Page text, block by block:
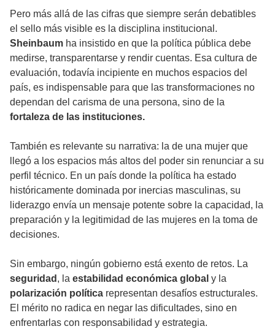
Pero más allá de las cifras que siempre serán debatibles
el sello más visible es la disciplina institucional.
Sheinbaum ha insistido en que la política pública debe
medirse, transparentarse y rendir cuentas. Esa cultura de
evaluación, todavía incipiente en muchos espacios del
país, es indispensable para que las transformaciones no
dependan del carisma de una persona, sino de la
fortaleza de las instituciones.
También es relevante su narrativa: la de una mujer que
llegó a los espacios más altos del poder sin renunciar a su
perfil técnico. En un país donde la política ha estado
históricamente dominada por inercias masculinas, su
liderazgo envía un mensaje potente sobre la capacidad, la
preparación y la legitimidad de las mujeres en la toma de
decisiones.
Sin embargo, ningún gobierno está exento de retos. La
seguridad , la estabilidad económica global y la
polarización política representan desafíos estructurales.
El mérito no radica en negar las dificultades, sino en
enfrentarlas con responsabilidad y estrategia.